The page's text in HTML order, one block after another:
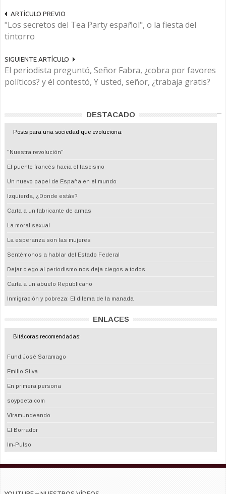
ARTÍCULO PREVIO
"Los secretos del Tea Party español", o la fiesta del
tintorro
SIGUIENTE ARTÍCULO
El periodista preguntó, Señor Fabra, ¿cobra por favores
políticos? y él contestó, Y usted, señor, ¿trabaja gratis?
DESTACADO
Posts para una sociedad que evoluciona:
"Nuestra revolución"
El puente francés hacia el fascismo
Un nuevo papel de España en el mundo
Izquierda, ¿Donde estás?
Carta a un fabricante de armas
La moral sexual
La esperanza son las mujeres
Sentémonos a hablar del Estado Federal
Dejar ciego al periodismo nos deja ciegos a todos
Carta a un abuelo Republicano
Inmigración y pobreza: El dilema de la manada
ENLACES
Bitácoras recomendadas:
Fund.José Saramago
Emilio Silva
En primera persona
soypoeta.com
Viramundeando
El Borrador
Im-Pulso